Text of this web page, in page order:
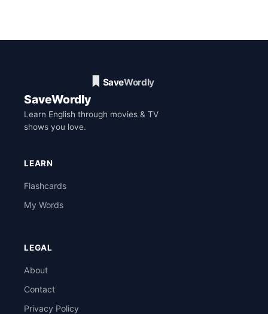
SaveWordly
Learn English through movies & TV
shows you love.
LEARN
Flashcards
My Words
LEGAL
About
Contact
Privacy Policy